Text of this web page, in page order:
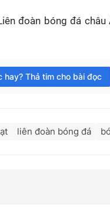
đoàn bóng đá
hay? Thả tim cho bài đọc
liên đoàn bóng đá